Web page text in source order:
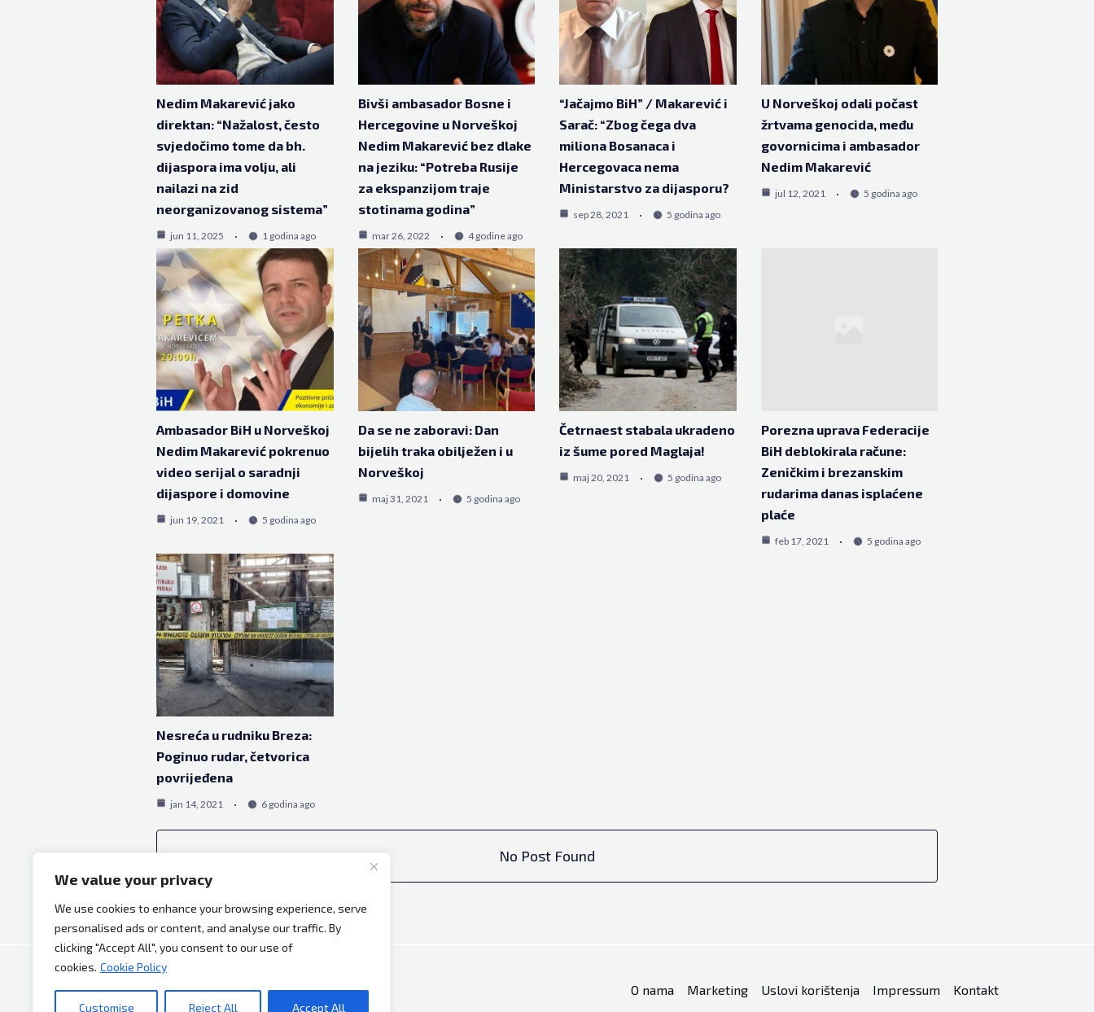
We value your privacy
We use cookies to enhance your browsing experience, serve
personalised ads or content, and analyse our traffic. By
clicking "Accept All", you consent to our use of
cookies. Cookie Policy
Customise Reject All Accept All
Nedim Makarević jako
direktan: “Nažalost, često
svjedočimo tome da bh.
dijaspora ima volju, ali
nailazi na zid
neorganizovanog sistema”
jun 11, 2025 1 godina ago
Bivši ambasador Bosne i
Hercegovine u Norveškoj
Nedim Makarević bez dlake
na jeziku: “Potreba Rusije
za ekspanzijom traje
stotinama godina”
mar 26, 2022 4 godine ago
“Jačajmo BiH” / Makarević i
Sarač: “Zbog čega dva
miliona Bosanaca i
Hercegovaca nema
Ministarstvo za dijasporu?
sep 28, 2021 5 godina ago
U Norveškoj odali počast
žrtvama genocida, među
govornicima i ambasador
Nedim Makarević
jul 12, 2021 5 godina ago
Ambasador BiH u Norveškoj
Nedim Makarević pokrenuo
video serijal o saradnji
dijaspore i domovine
jun 19, 2021 5 godina ago
Da se ne zaboravi: Dan
bijelih traka obilježen i u
Norveškoj
maj 31, 2021 5 godina ago
Četrnaest stabala ukradeno
iz šume pored Maglaja!
maj 20, 2021 5 godina ago
Porezna uprava Federacije
BiH deblokirala račune:
Zeničkim i brezanskim
rudarima danas isplaćene
plaće
feb 17, 2021 5 godina ago
Nesreća u rudniku Breza:
Poginuo rudar, četvorica
povrijeđena
jan 14, 2021 6 godina ago
No Post Found
Copyright © 2026 Bh Dijaspora. O nama Marketing Uslovi korištenja Impressum Kontakt